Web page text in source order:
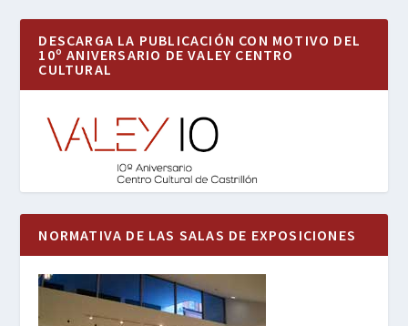
DESCARGA LA PUBLICACIÓN CON MOTIVO DEL
10º ANIVERSARIO DE VALEY CENTRO
CULTURAL
NORMATIVA DE LAS SALAS DE EXPOSICIONES